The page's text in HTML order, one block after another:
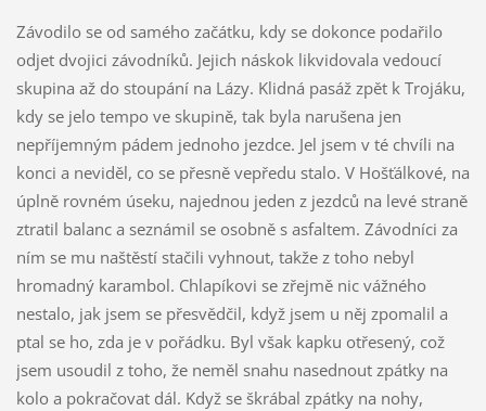
Závodilo se od samého začátku, kdy se dokonce podařilo
odjet dvojici závodníků. Jejich náskok likvidovala vedoucí
skupina až do stoupání na Lázy. Klidná pasáž zpět k Trojáku,
kdy se jelo tempo ve skupině, tak byla narušena jen
nepříjemným pádem jednoho jezdce. Jel jsem v té chvíli na
konci a neviděl, co se přesně vepředu stalo. V Hošťálkové, na
úplně rovném úseku, najednou jeden z jezdců na levé straně
ztratil balanc a seznámil se osobně s asfaltem. Závodníci za
ním se mu naštěstí stačili vyhnout, takže z toho nebyl
hromadný karambol. Chlapíkovi se zřejmě nic vážného
nestalo, jak jsem se přesvědčil, když jsem u něj zpomalil a
ptal se ho, zda je v pořádku. Byl však kapku otřesený, což
jsem usoudil z toho, že neměl snahu nasednout zpátky na
kolo a pokračovat dál. Když se škrábal zpátky na nohy,